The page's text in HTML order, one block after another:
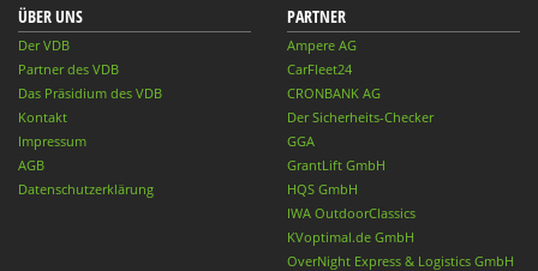
ÜBER UNS
Der VDB
Partner des VDB
Das Präsidium des VDB
Kontakt
Impressum
AGB
Datenschutzerklärung
PARTNER
Ampere AG
CarFleet24
CRONBANK AG
Der Sicherheits-Checker
GGA
GrantLift GmbH
HQS GmbH
IWA OutdoorClassics
KVoptimal.de GmbH
OverNight Express & Logistics GmbH